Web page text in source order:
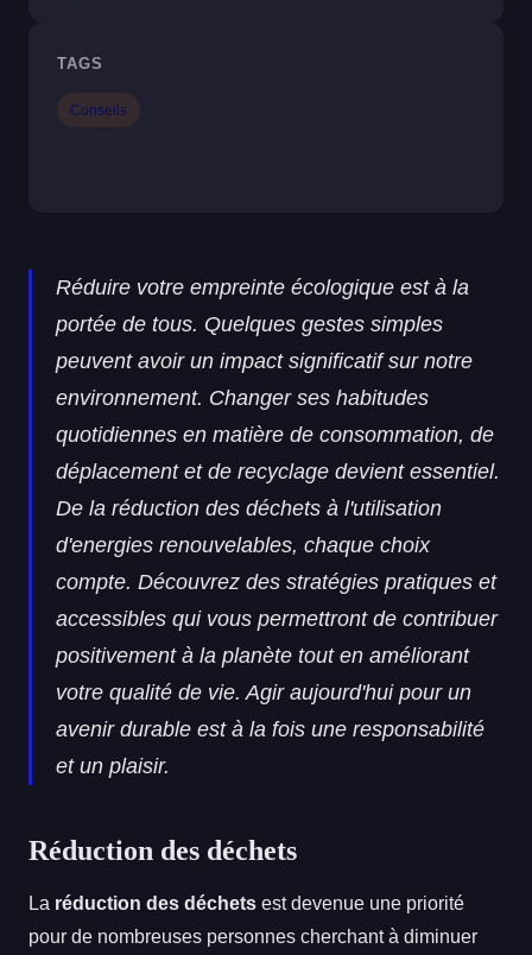
Réduire votre empreinte écologique est à la
portée de tous. Quelques gestes simples
peuvent avoir un impact significatif sur notre
environnement. Changer ses habitudes
quotidiennes en matière de consommation, de
déplacement et de recyclage devient essentiel.
De la réduction des déchets à l'utilisation
d'energies renouvelables, chaque choix
compte. Découvrez des stratégies pratiques et
accessibles qui vous permettront de contribuer
positivement à la planète tout en améliorant
votre qualité de vie. Agir aujourd'hui pour un
avenir durable est à la fois une responsabilité
et un plaisir.
Réduction des déchets
La réduction des déchets est devenue une priorité
pour de nombreuses personnes cherchant à diminuer
TAGS
Conseils